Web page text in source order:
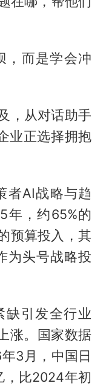
，而是学会冲
，从对话助手
业正选择拥抱
者AI战略与趋
年，约65%的
预算投入，其
为头号战略投
缺引发全行业
涨。国家数据
3月，中国日
，比2024年初